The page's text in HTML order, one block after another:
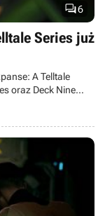
6
Series już
A Telltale
oraz Deck Nine
nową przygodę.